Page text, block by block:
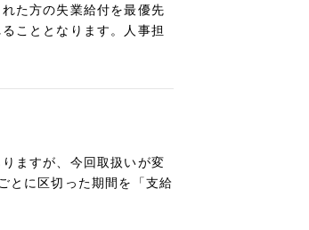
た方の失業給付を最優先
こととなります。人事担
ますが、今回取扱いが変
とに区切った期間を「支給